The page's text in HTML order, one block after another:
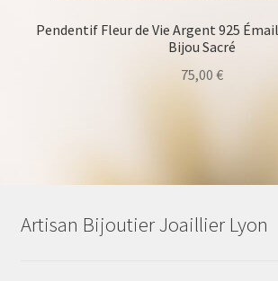
Pendentif Fleur de Vie Argent 925
Bijou Sacré
75,00 €
Artisan Bijoutier Joaillier Lyon